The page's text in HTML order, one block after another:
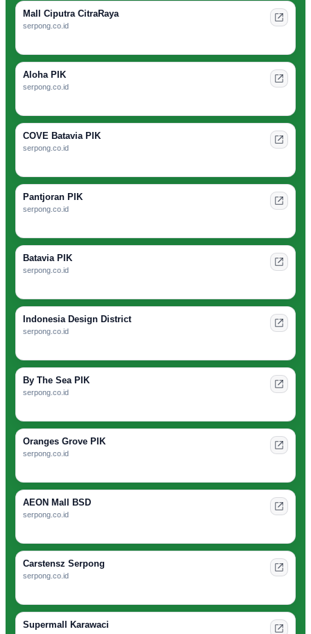
Mall Ciputra CitraRaya
serpong.co.id
Aloha PIK
serpong.co.id
COVE Batavia PIK
serpong.co.id
Pantjoran PIK
serpong.co.id
Batavia PIK
serpong.co.id
Indonesia Design District
serpong.co.id
By The Sea PIK
serpong.co.id
Oranges Grove PIK
serpong.co.id
AEON Mall BSD
serpong.co.id
Carstensz Serpong
serpong.co.id
Supermall Karawaci